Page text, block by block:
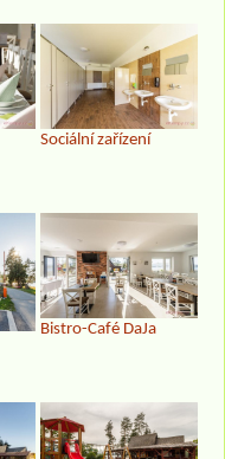
Sociální zařízení
Bistro-Café DaJa